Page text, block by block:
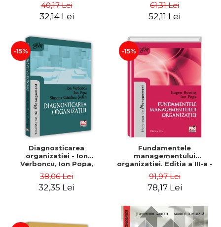
40,17 Lei
32,14 Lei
61,31 Lei
52,11 Lei
-15%
Diagnosticarea
organizatiei - Ion
Verboncu, Ion Popa,
38,06 Lei
32,35 Lei
-15%
Fundamentele
managementului
organizatiei. Editia a III-a -
91,97 Lei
78,17 Lei